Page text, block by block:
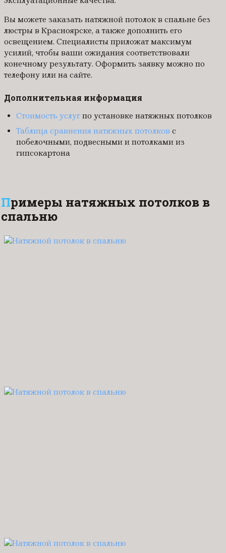
Вы можете заказать натяжной потолок в спальне без
люстры в Красноярске, а также дополнить его
освещением. Специалисты приложат максимум
усилий, чтобы ваши ожидания соответствовали
конечному результату. Оформить заявку можно по
телефону или на сайте.
Дополнительная информация
Стоимость услуг по установке натяжных потолков
Таблица сравнения натяжных потолков с
побелочными, подвесными и потолками из
гипсокартона
Примеры натяжных потолков в
спальню